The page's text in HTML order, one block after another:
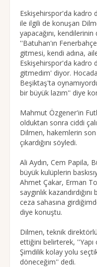
Eskişehirspor'da kadro
ile ilgili de konuşan
yapacağını, kendilerinin
''Batuhan'ın
gitmesi, kendi adına,
Eskişehirspor'da kadro
gitmedim' diyor.
Beşiktaş'ta
bir büyük lazım'' diye
Mahmut Özgener'in
olduktan sonra ciddi
Dilmen, hakemlerin
çıkardığını söyledi.
Ali Aydın, Cem Papila,
büyük kulüplerin
Ahmet Çakar, Erman
saygınlık
ceza sahasına
diye konuştu.
Dilmen, teknik
ettiğini belirterek, ''Yapı
Şimdilik kolay yolu
döneceğim'' dedi.